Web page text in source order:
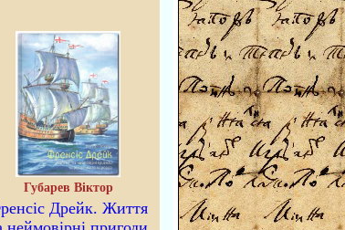
Губарев Віктор
Дрейк. Життя